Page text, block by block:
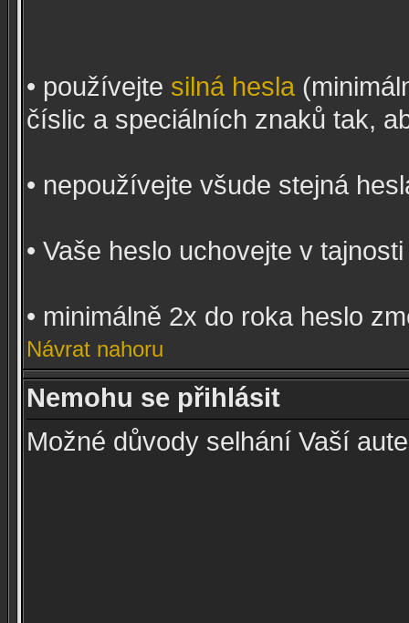
• používejte silná hesla
číslic a speciálních znaků tak,
• nepoužívejte všude stejná
• Vaše heslo uchovejte v tajnosti
• minimálně 2x do roka heslo
Návrat nahoru
Nemohu se přihlásit
Možné důvody selhání Vaší